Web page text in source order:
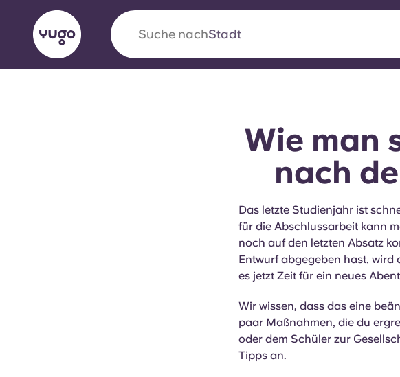
Suche nachStadt
Yugo VCARB: Eine neue Ära in Sachen
Studentenwohnheime
Die wegweisende Partnerschaft Yugomit VCARB sorgt für
Innovation, Ehrgeiz und unvergessliche Momente für die
Wie man
nach
Das letzte Studienjahr ist
für die Abschlussarbeit kann
noch auf den letzten Absatz
Entwurf abgegeben hast, wird
es jetzt Zeit für ein neues
Wir wissen, dass das eine
paar Maßnahmen, die du
oder dem Schüler zur
Tipps an.